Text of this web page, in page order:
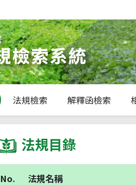
法規檢索 解釋函檢索
法規目錄
No. 法規名稱